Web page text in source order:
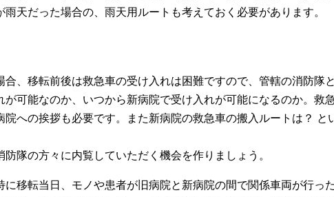
天だった場合の、雨天用ルートも考えておく必要があります。
、移転前後は救急車の受け入れは困難ですので、管轄の消防隊
可能なのか、いつから新病院で受け入れが可能になるのか。救
への挨拶も必要です。また新病院の救急車の搬入ルートは？ と
隊の方々に内覧していただく機会を作りましょう。
移転当日、モノや患者が旧病院と新病院の間で関係車両が行っ